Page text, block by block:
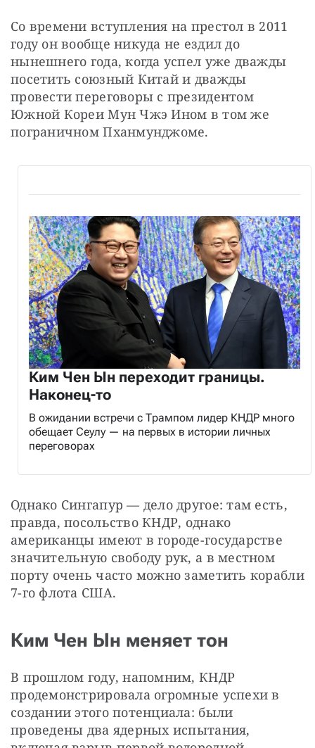
Со времени вступления на престол в 2011
году он вообще никуда не ездил до
нынешнего года, когда успел уже дважды
посетить союзный Китай и дважды
провести переговоры с президентом
Южной Кореи Мун Чжэ Ином в том же
пограничном Пханмунджоме.
Ким Чен Ын переходит границы.
Наконец-то
В ожидании встречи с Трампом лидер КНДР много
обещает Сеулу — на первых в истории личных
переговорах
Однако Сингапур — дело другое: там есть,
правда, посольство КНДР, однако
американцы имеют в городе-государстве
значительную свободу рук, а в местном
порту очень часто можно заметить корабли
7-го флота США.
Ким Чен Ын меняет тон
В прошлом году, напомним, КНДР
продемонстрировала огромные успехи в
создании этого потенциала: были
проведены два ядерных испытания,